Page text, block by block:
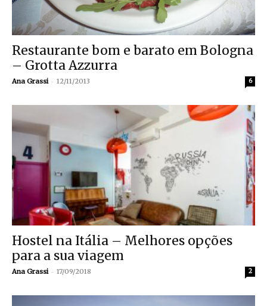
Restaurante bom e barato em Bologna
– Grotta Azzurra
Ana Grassi - 12/11/2013 6
Hostel na Itália – Melhores opções
para a sua viagem
Ana Grassi - 17/09/2018 2